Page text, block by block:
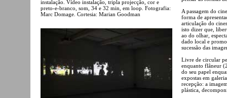
instalação. Vídeo instalação, tripla projecção, cor e
preto-e-branco, som, 34 e 32 min, em loop. Fotografia:
Marc Domage. Cortesia: Marian Goodman
A passagem do
forma de
articulação do
isto dizer que,
ao do olhar,
dado local e
sucessão das
Livre de circular
enquanto flâneur
do seu papel
expostas em
recepção: a
plástica,